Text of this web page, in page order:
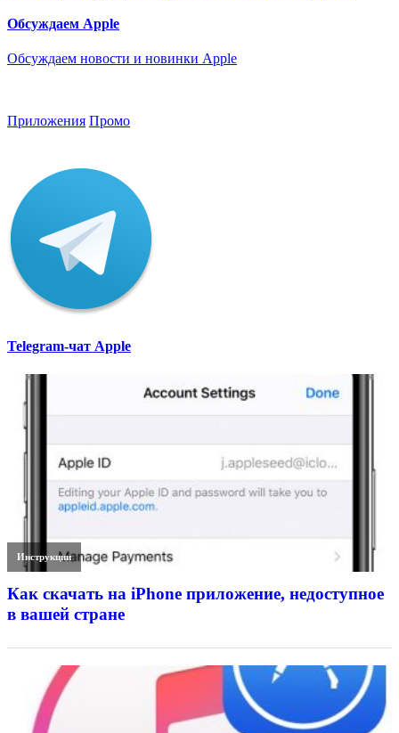
Обсуждаем Apple
Обсуждаем новости и новинки Apple
Приложения Промо
Telegram-чат Apple
Инструкции
Как скачать на iPhone приложение, недоступное
в вашей стране